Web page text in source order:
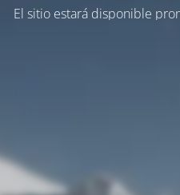
El sitio estará disponible